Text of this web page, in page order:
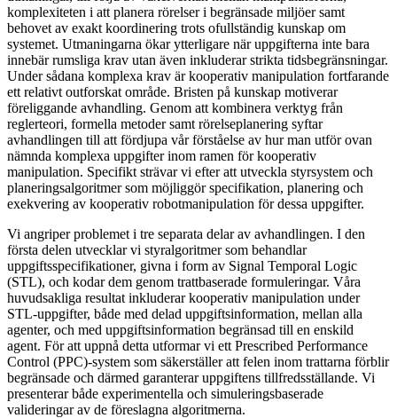
komplexiteten i att planera rörelser i begränsade miljöer samt
behovet av exakt koordinering trots ofullständig kunskap om
systemet. Utmaningarna ökar ytterligare när uppgifterna inte bara
innebär rumsliga krav utan även inkluderar strikta tidsbegränsningar.
Under sådana komplexa krav är kooperativ manipulation fortfarande
ett relativt outforskat område. Bristen på kunskap motiverar
föreliggande avhandling. Genom att kombinera verktyg från
reglerteori, formella metoder samt rörelseplanering syftar
avhandlingen till att fördjupa vår förståelse av hur man utför ovan
nämnda komplexa uppgifter inom ramen för kooperativ
manipulation. Specifikt strävar vi efter att utveckla styrsystem och
planeringsalgoritmer som möjliggör specifikation, planering och
exekvering av kooperativ robotmanipulation för dessa uppgifter.
Vi angriper problemet i tre separata delar av avhandlingen. I den
första delen utvecklar vi styralgoritmer som behandlar
uppgiftsspecifikationer, givna i form av Signal Temporal Logic
(STL), och kodar dem genom trattbaserade formuleringar. Våra
huvudsakliga resultat inkluderar kooperativ manipulation under
STL-uppgifter, både med delad uppgiftsinformation, mellan alla
agenter, och med uppgiftsinformation begränsad till en enskild
agent. För att uppnå detta utformar vi ett Prescribed Performance
Control (PPC)-system som säkerställer att felen inom trattarna förblir
begränsade och därmed garanterar uppgiftens tillfredsställande. Vi
presenterar både experimentella och simuleringsbaserade
valideringar av de föreslagna algoritmerna.